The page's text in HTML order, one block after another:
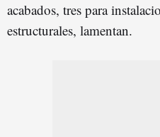
acabados, tres para
estructurales, lamentan.